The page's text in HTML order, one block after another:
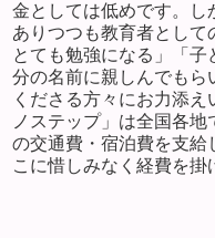
金としては低めです。し
ありつつも教育者とし
とても勉強になる」「
分の名前に親しんでもら
くださる方々にお力添
ノステップ」は全国各
の交通費・宿泊費を支給
こに惜しみなく経費を掛